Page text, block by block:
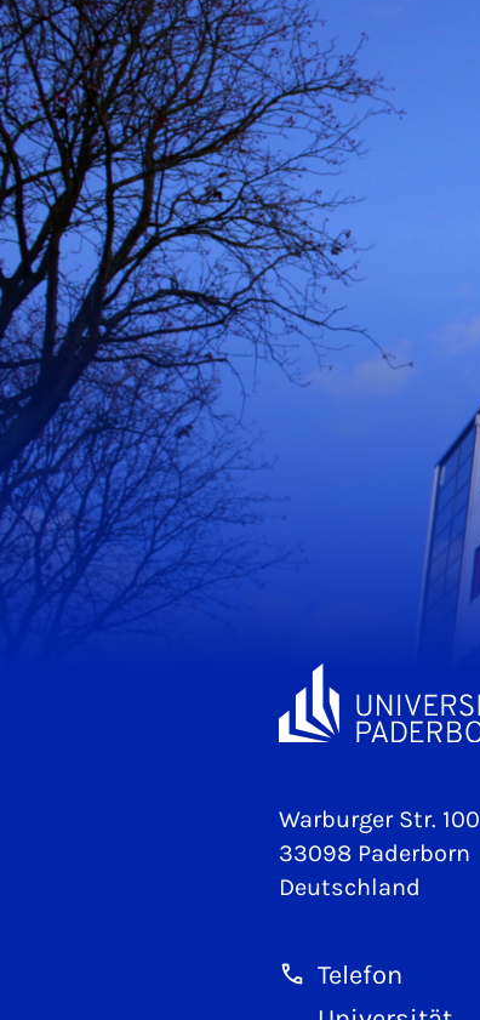
Warburger Str. 100
33098 Paderborn
Deutschland
Telefon